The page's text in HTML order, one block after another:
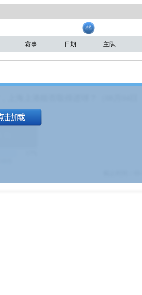
赛事 日期 主队